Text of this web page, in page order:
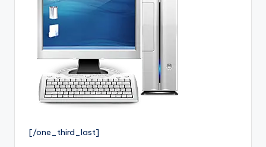
[/one_third_last]